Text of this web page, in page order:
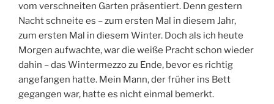
vom verschneiten Garten präsentiert. Denn gestern
Nacht schneite es – zum ersten Mal in diesem Jahr,
zum ersten Mal in diesem Winter. Doch als ich heute
Morgen aufwachte, war die weiße Pracht schon wieder
dahin – das Wintermezzo zu Ende, bevor es richtig
angefangen hatte. Mein Mann, der früher ins Bett
gegangen war, hatte es nicht einmal bemerkt.